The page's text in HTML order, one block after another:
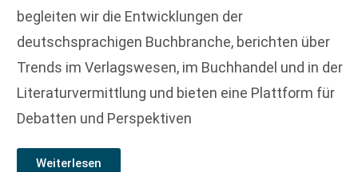
begleiten wir die Entwicklungen der
deutschsprachigen Buchbranche, berichten über
Trends im Verlagswesen, im Buchhandel und in der
Literaturvermittlung und bieten eine Plattform für
Debatten und Perspektiven
Weiterlesen